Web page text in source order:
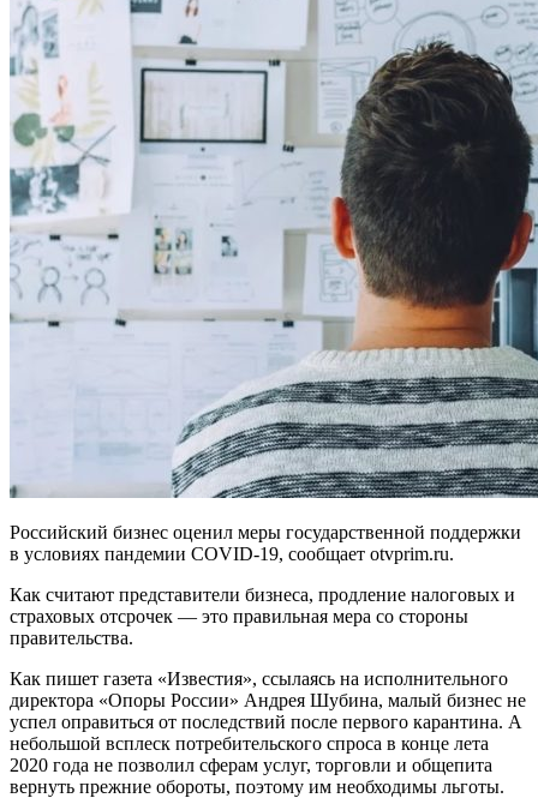
Российский бизнес оценил меры государственной поддержки
в условиях пандемии COVID-19, сообщает otvprim.ru.
Как считают представители бизнеса, продление налоговых и
страховых отсрочек — это правильная мера со стороны
правительства.
Как пишет газета «Известия», ссылаясь на исполнительного
директора «Опоры России» Андрея Шубина, малый бизнес не
успел оправиться от последствий после первого карантина. А
небольшой всплеск потребительского спроса в конце лета
2020 года не позволил сферам услуг, торговли и общепита
вернуть прежние обороты, поэтому им необходимы льготы.